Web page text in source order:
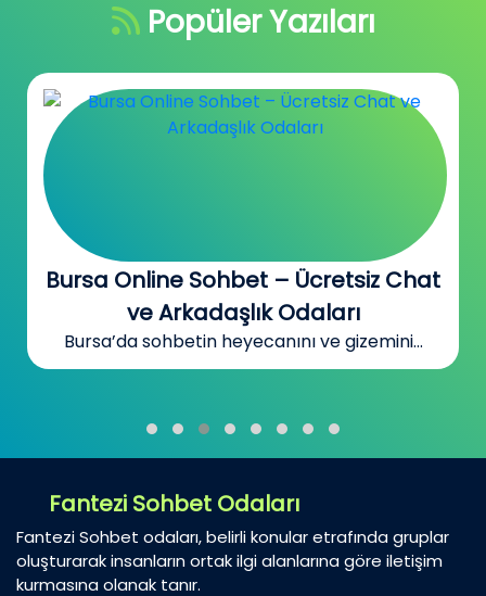
Popüler Yazıları
Bursa Online Sohbet – Ücretsiz Chat
ve Arkadaşlık Odaları
Bursa’da sohbetin heyecanını ve gizemini...
Fantezi Sohbet Odaları
Fantezi Sohbet odaları, belirli konular etrafında gruplar
oluşturarak insanların ortak ilgi alanlarına göre iletişim
kurmasına olanak tanır.